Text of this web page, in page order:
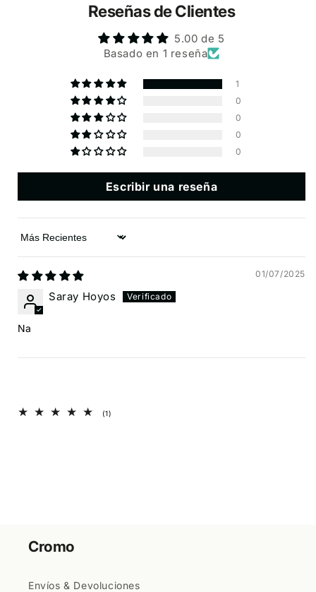
Reseñas de Clientes
5.00 de 5
Basado en 1 reseña
1
0
0
0
0
Escribir una reseña
Sort by
01/07/2025
Saray Hoyos
Na
(1)
Cromo
Envíos & Devoluciones